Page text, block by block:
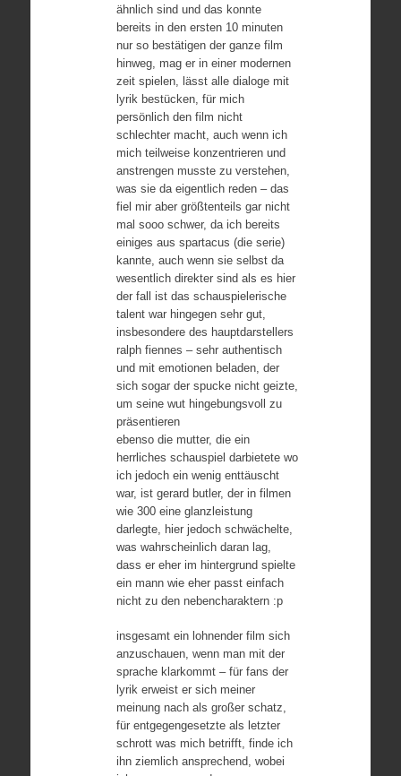
ähnlich sind und das konnte
bereits in den ersten 10 minuten
nur so bestätigen der ganze film
hinweg, mag er in einer modernen
zeit spielen, lässt alle dialoge mit
lyrik bestücken, für mich
persönlich den film nicht
schlechter macht, auch wenn ich
mich teilweise konzentrieren und
anstrengen musste zu verstehen,
was sie da eigentlich reden – das
fiel mir aber größtenteils gar nicht
mal sooo schwer, da ich bereits
einiges aus spartacus (die serie)
kannte, auch wenn sie selbst da
wesentlich direkter sind als es hier
der fall ist das schauspielerische
talent war hingegen sehr gut,
insbesondere des hauptdarstellers
ralph fiennes – sehr authentisch
und mit emotionen beladen, der
sich sogar der spucke nicht geizte,
um seine wut hingebungsvoll zu
präsentieren
ebenso die mutter, die ein
herrliches schauspiel darbietete wo
ich jedoch ein wenig enttäuscht
war, ist gerard butler, der in filmen
wie 300 eine glanzleistung
darlegte, hier jedoch schwächelte,
was wahrscheinlich daran lag,
dass er eher im hintergrund spielte
ein mann wie eher passt einfach
nicht zu den nebencharaktern :p
insgesamt ein lohnender film sich
anzuschauen, wenn man mit der
sprache klarkommt – für fans der
lyrik erweist er sich meiner
meinung nach als großer schatz,
für entgegengesetzte als letzter
schrott was mich betrifft, finde ich
ihn ziemlich ansprechend, wobei